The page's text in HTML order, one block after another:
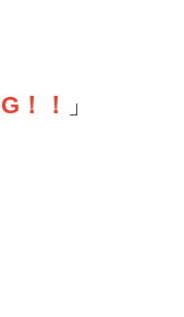
！！ 」